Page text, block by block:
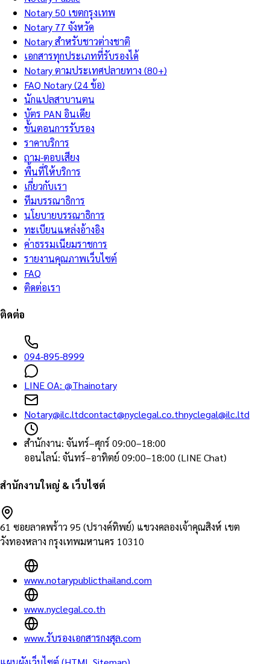
Notary 50 เขตกรุงเทพ
Notary 77 จังหวัด
Notary สำหรับชาวต่างชาติ
เอกสารทุกประเภทที่รับรองได้
Notary ตามประเทศปลายทาง (80+)
FAQ Notary (24 ข้อ)
นักแปลสาบานตน
บัตร PAN อินเดีย
ขั้นตอนการรับรอง
ราคาบริการ
ถาม-ตอบเสียง
พื้นที่ให้บริการ
เกี่ยวกับเรา
ทีมบรรณาธิการ
นโยบายบรรณาธิการ
ทะเบียนแหล่งอ้างอิง
ค่าธรรมเนียมราชการ
รายงานคุณภาพเว็บไซต์
FAQ
ติดต่อเรา
ติดต่อ
094-895-8999
LINE OA: @Thainotary
Notary@ilc.ltdcontact@nyclegal.co.thnyclegal@ilc.ltd
สำนักงาน: จันทร์–ศุกร์ 09:00–18:00
ออนไลน์: จันทร์–อาทิตย์ 09:00–18:00 (LINE Chat)
สำนักงานใหญ่ & เว็บไซต์
61 ซอยลาดพร้าว 95 (ปรางค์ทิพย์) แขวงคลองเจ้าคุณสิงห์ เขต
วังทองหลาง กรุงเทพมหานคร 10310
www.notarypublicthailand.com
www.nyclegal.co.th
www.รับรองเอกสารกงสุล.com